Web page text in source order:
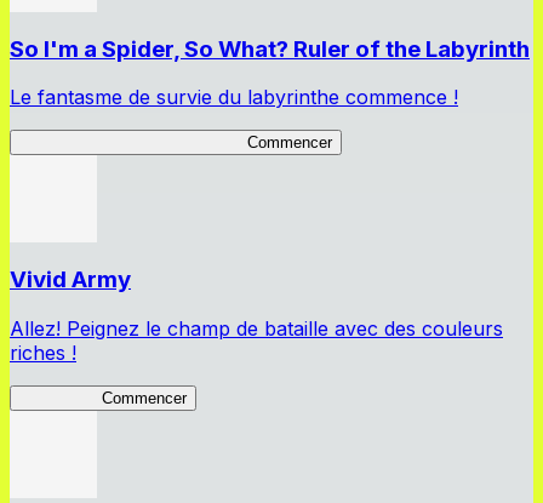
So I'm a Spider, So What? Ruler of the Labyrinth
Le fantasme de survie du labyrinthe commence !
Commencer
Vivid Army
Allez! Peignez le champ de bataille avec des couleurs
riches !
Commencer